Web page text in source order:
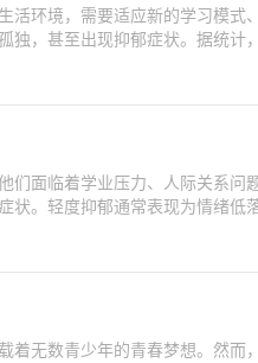
活环境，需要适应新的学习模式
独，甚至出现抑郁症状。据统计
们面临着学业压力、人际关系问
状。轻度抑郁通常表现为情绪低
着无数青少年的青春梦想。然而